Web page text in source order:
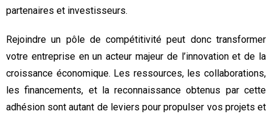
partenaires et investisseurs.
Rejoindre un pôle de compétitivité peut donc transformer
votre entreprise en un acteur majeur de l’innovation et de la
croissance économique. Les ressources, les collaborations,
les financements, et la reconnaissance obtenus par cette
adhésion sont autant de leviers pour propulser vos projets et